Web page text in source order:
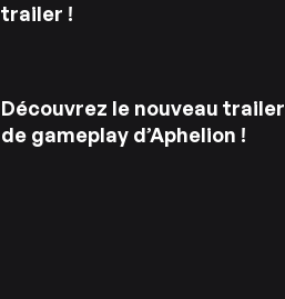
trailer !
Découvrez le nouveau trailer
de gameplay d’Aphelion !